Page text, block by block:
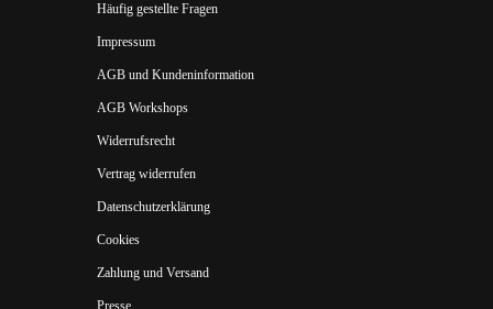
Häufig gestellte Fragen
Impressum
AGB und Kundeninformation
AGB Workshops
Widerrufsrecht
Vertrag widerrufen
Datenschutzerklärung
Cookies
Zahlung und Versand